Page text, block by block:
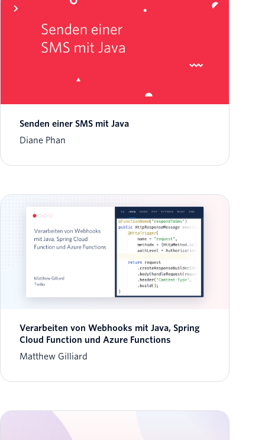
Senden einer SMS mit Java
Diane Phan
Verarbeiten von Webhooks mit Java, Spring
Cloud Function und Azure Functions
Matthew Gilliard